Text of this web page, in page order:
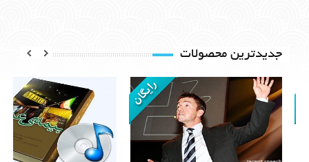
جدیدترین محصولات